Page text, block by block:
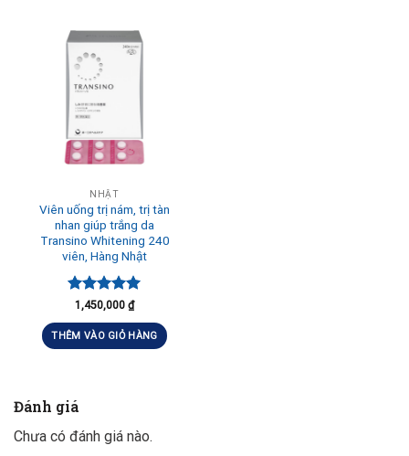
NHẬT
Viên uống trị nám, trị tàn
nhan giúp trắng da
Transino Whitening 240
viên, Hàng Nhật
Được xếp
5 sao
1,450,000 ₫
THÊM VÀO GIỎ HÀNG
Đánh giá
Chưa có đánh giá nào.